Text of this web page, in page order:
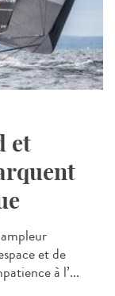
et
et de
à l’...